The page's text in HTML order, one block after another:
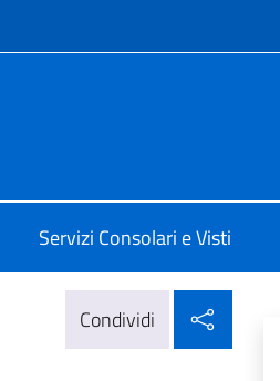
Servizi Consolari e Visti
Condividi